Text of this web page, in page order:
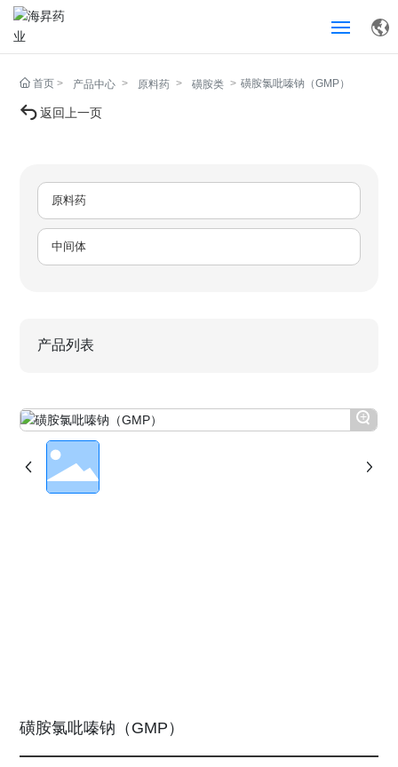
网站首页
产品中心
研发与质量管理
服务支持
首页 产品中心 原料药 磺胺类 磺胺氯吡嗪钠（GMP）
返回上一页
原料药
中间体
产品列表
+
磺胺氯吡嗪钠（GMP）